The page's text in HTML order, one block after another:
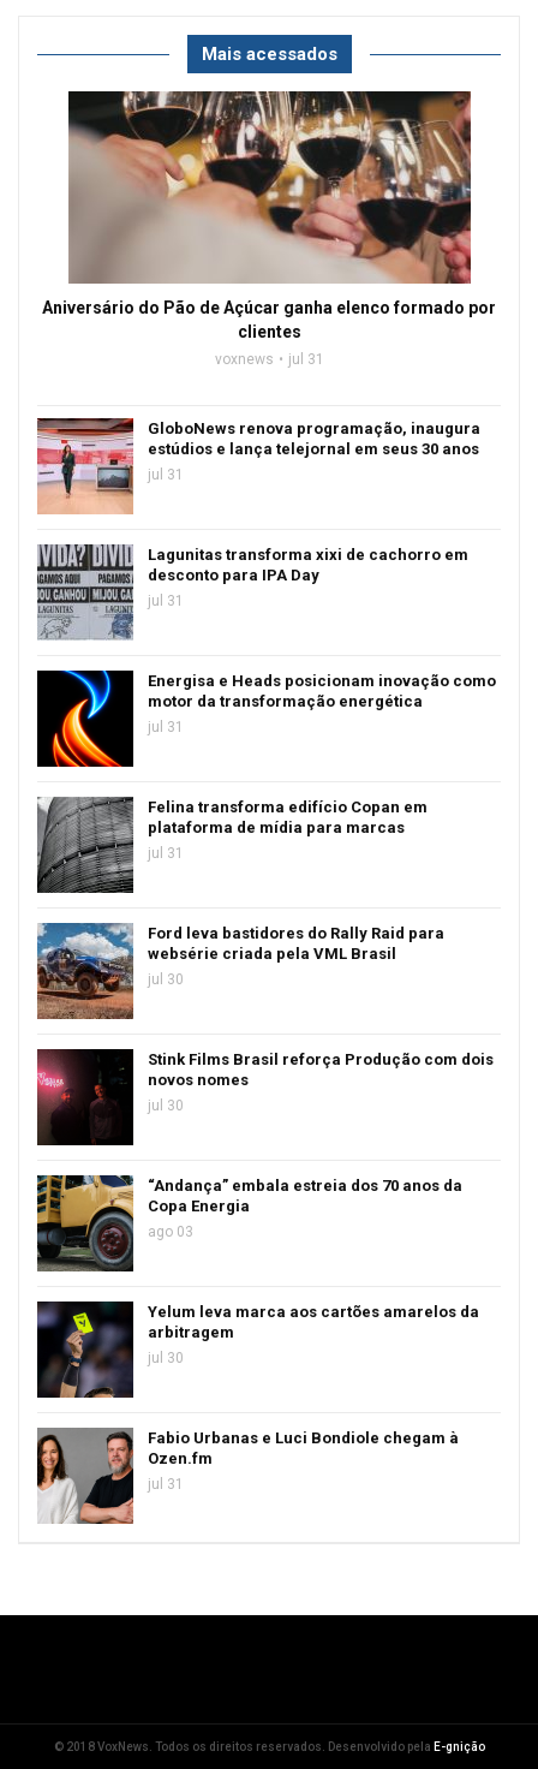
Mais acessados
Aniversário do Pão de Açúcar ganha elenco formado por
clientes
voxnews jul 31
GloboNews renova programação, inaugura
estúdios e lança telejornal em seus 30 anos
jul 31
Lagunitas transforma xixi de cachorro em
desconto para IPA Day
jul 31
Energisa e Heads posicionam inovação como
motor da transformação energética
jul 31
Felina transforma edifício Copan em
plataforma de mídia para marcas
jul 31
Ford leva bastidores do Rally Raid para
websérie criada pela VML Brasil
jul 30
Stink Films Brasil reforça Produção com dois
novos nomes
jul 30
“Andança” embala estreia dos 70 anos da
Copa Energia
ago 03
Yelum leva marca aos cartões amarelos da
arbitragem
jul 30
Fabio Urbanas e Luci Bondiole chegam à
Ozen.fm
jul 31
© 2018 VoxNews. Todos os direitos reservados. Desenvolvido pela E-gnição